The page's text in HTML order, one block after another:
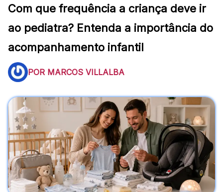
Com que frequência a criança deve ir
ao pediatra? Entenda a importância do
acompanhamento infantil
POR MARCOS VILLALBA